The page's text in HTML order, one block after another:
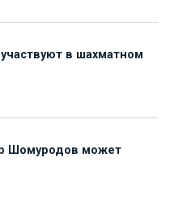
в шахматном
Шомуродов может